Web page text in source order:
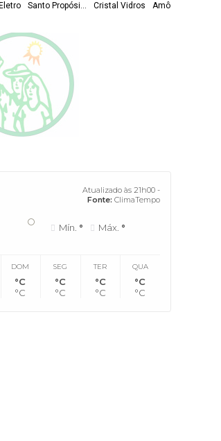
Santo Propósito Cristal Vidros Amô Cosméticos
Atualizado às 21h00 -
Fonte: ClimaTempo
° Mín. ° Máx. °
DOM
°C
°C
SEG
°C
°C
TER
°C
°C
QUA
°C
°C